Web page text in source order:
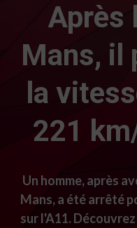
Après
Mans, il
la
221
Un homme, après
Mans, a été arrêté
sur l'A11.